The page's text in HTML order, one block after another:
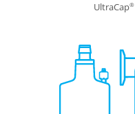
UltraCap®